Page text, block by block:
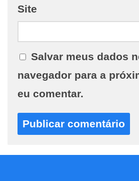
Site
Salvar meus dados
navegador para a
eu comentar.